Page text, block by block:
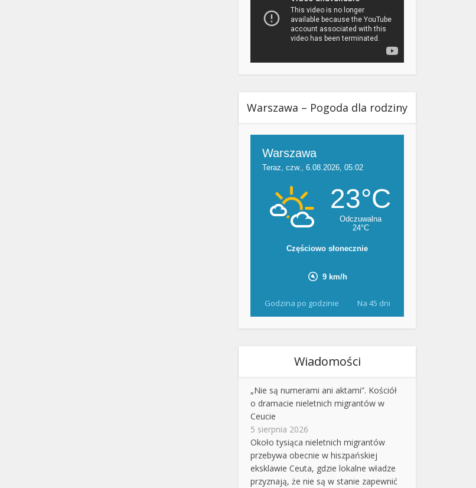
Warszawa – Pogoda dla rodziny
Godzina po godzinie Na 45 dni
Wiadomości
„Nie są numerami ani aktami”. Kościół
o dramacie nieletnich migrantów w
Ceucie
5 sierpnia 2026
Około tysiąca nieletnich migrantów
przebywa obecnie w hiszpańskiej
eksklawie Ceuta, gdzie lokalne władze
przyznają, że nie są w stanie zapewnić